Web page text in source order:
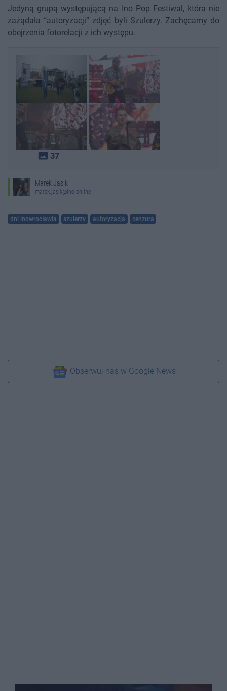
Jedyną grupą występującą na Ino Pop Festiwal, która nie
zażądała “autoryzacji” zdjęć byli Szulerzy. Zachęcamy do
obejrzenia fotorelacji z ich występu.
photo_size_select_actual 37
Marek Jasik
marek.jasik@ino.online
dni inowrocławia szulerzy autoryzacja cenzura
Obserwuj nas w Google News